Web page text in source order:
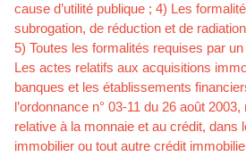
cause d’utilité publique ; 4) Les
subrogation, de réduction et de
5) Toutes les formalités requises par
Les actes relatifs aux acquisitions
banques et les établissements
l’ordonnance n° 03-11 du 26 août
relative à la monnaie et au crédit, dans
immobilier ou tout autre crédit